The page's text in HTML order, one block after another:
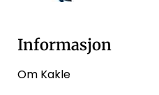
Informasjon
Om Kakle